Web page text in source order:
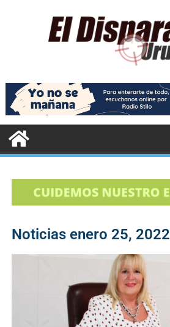
Noticias enero 25, 2022